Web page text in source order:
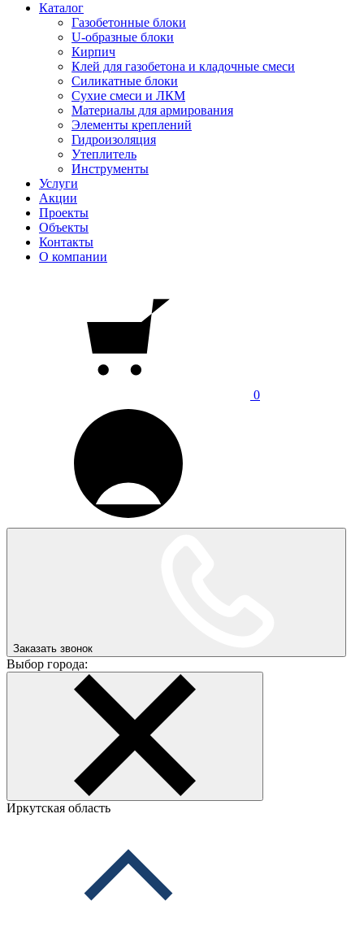
Каталог
Газобетонные блоки
U-образные блоки
Кирпич
Клей для газобетона и кладочные смеси
Силикатные блоки
Сухие смеси и ЛКМ
Материалы для армирования
Элементы креплений
Гидроизоляция
Утеплитель
Инструменты
Услуги
Акции
Проекты
Объекты
Контакты
О компании
0
Заказать звонок
Выбор города:
Иркутская область